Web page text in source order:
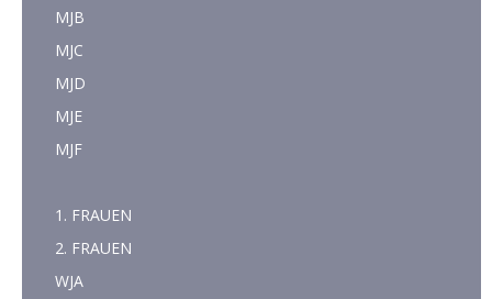
MJB
MJC
MJD
MJE
MJF
1. FRAUEN
2. FRAUEN
WJA